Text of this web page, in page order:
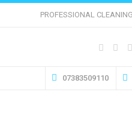
PROFESSIONAL
07383509110